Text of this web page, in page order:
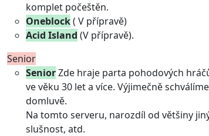
komplet počeštěn.
Oneblock( V přípravě)
Acid Island (V přípravě).
Senior
SeniorZde hraje parta pohodových
ve věku 30 let a více. Výjimečně
domluvě.
Na tomto serveru, narozdíl od většiny
slušnost, atd.